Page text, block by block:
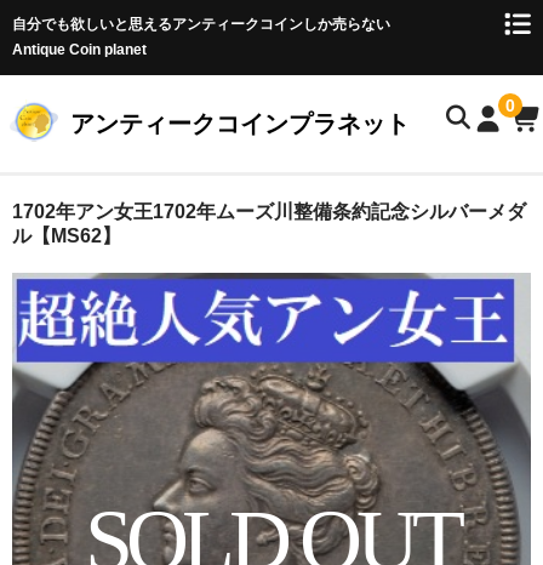
自分でも欲しいと思えるアンティークコインしか売らない
Antique Coin planet
アンティークコインプラネット
0
ホーム
オークション
お客様の声
店主のブログ
コイン初心者の方へ
お問い合わせ
1702年アン女王1702年ムーズ川整備条約記念シルバーメダ
ル【MS62】
SOLD OUT